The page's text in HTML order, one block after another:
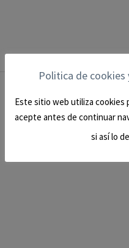
Politica de cookies
Este sitio web utiliza cookies
acepte antes de continuar
si así lo